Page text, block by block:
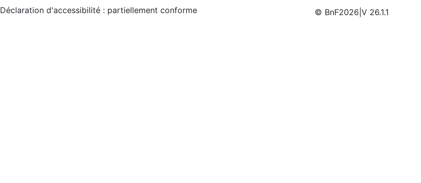
Déclaration d'accessibilité : partiellement conforme © BnF2026 V 26.1.1